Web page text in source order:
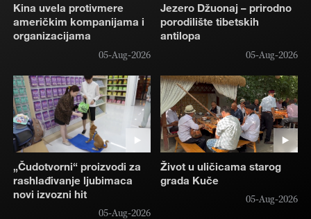
Kina uvela protivmere
američkim kompanijama i
organizacijama
05-Aug-2026
Jezero Džuonaj – prirodno
porodilište tibetskih
antilopa
05-Aug-2026
„Čudotvorni“ proizvodi za
rashlađivanje ljubimaca
novi izvozni hit
05-Aug-2026
Život u uličicama starog
grada Kuče
05-Aug-2026